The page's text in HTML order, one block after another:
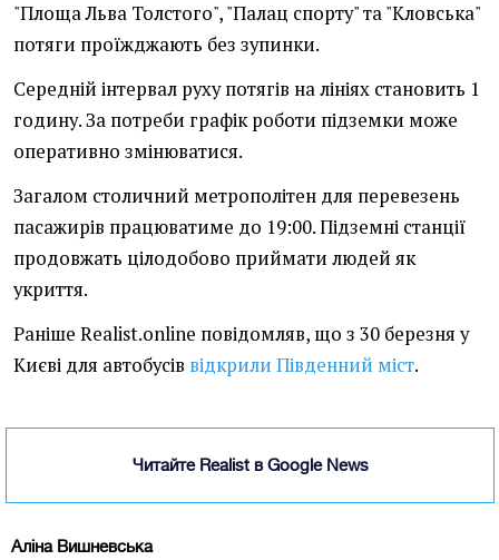
"Площа Льва Толстого", "Палац спорту" та "Кловська"
потяги проїжджають без зупинки.
Середній інтервал руху потягів на лініях становить 1
годину. За потреби графік роботи підземки може
оперативно змінюватися.
Загалом столичний метрополітен для перевезень
пасажирів працюватиме до 19:00. Підземні станції
продовжать цілодобово приймати людей як
укриття.
Раніше Realist.online повідомляв, що з 30 березня у
Києві для автобусів відкрили Південний міст.
Читайте Realist в Google News
Аліна Вишневська